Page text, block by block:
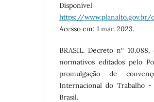
https://
Acesso em: 1 mar. 2023.
BRASIL. Decreto nº
normativos editados pelo
promulgação de
Internacional do Trabalho -
Brasil.